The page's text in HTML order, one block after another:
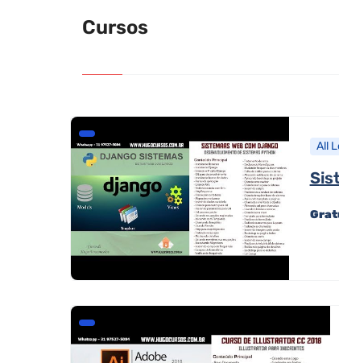
Cursos
All